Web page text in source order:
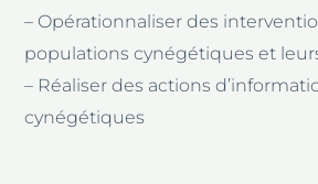
– Opérationnaliser des
populations cynégétiques et
– Réaliser des actions
cynégétiques